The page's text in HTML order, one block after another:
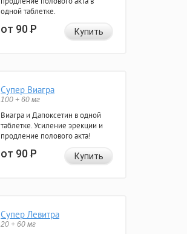
одной таблетке.
от 90Р Купить
Супер Виагра
100 + 60 мг
Виагра и Дапоксетин в одной
таблетке. Усиление эрекции и
продление полового акта!
от 90Р Купить
Супер Левитра
20 + 60 мг